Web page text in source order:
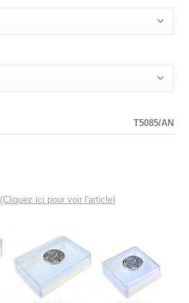
T5085/AN
(Cliquez ici pour voir l'article)